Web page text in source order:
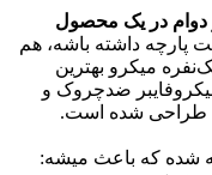
محصول
باشه، هم
بهترین
ضدچروک و
است.
میشه: